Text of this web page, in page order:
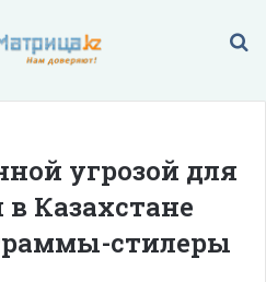
угрозой для
в Казахстане
стилеры